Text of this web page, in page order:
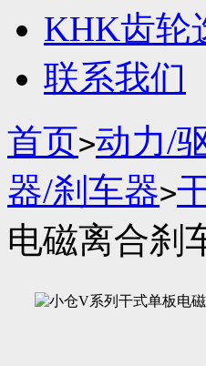
KHK齿轮
联系我们
首页>动力/
器/刹车器>
电磁离合刹